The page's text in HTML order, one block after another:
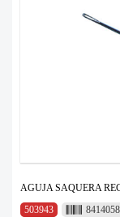
AGUJA SAQUERA
503943